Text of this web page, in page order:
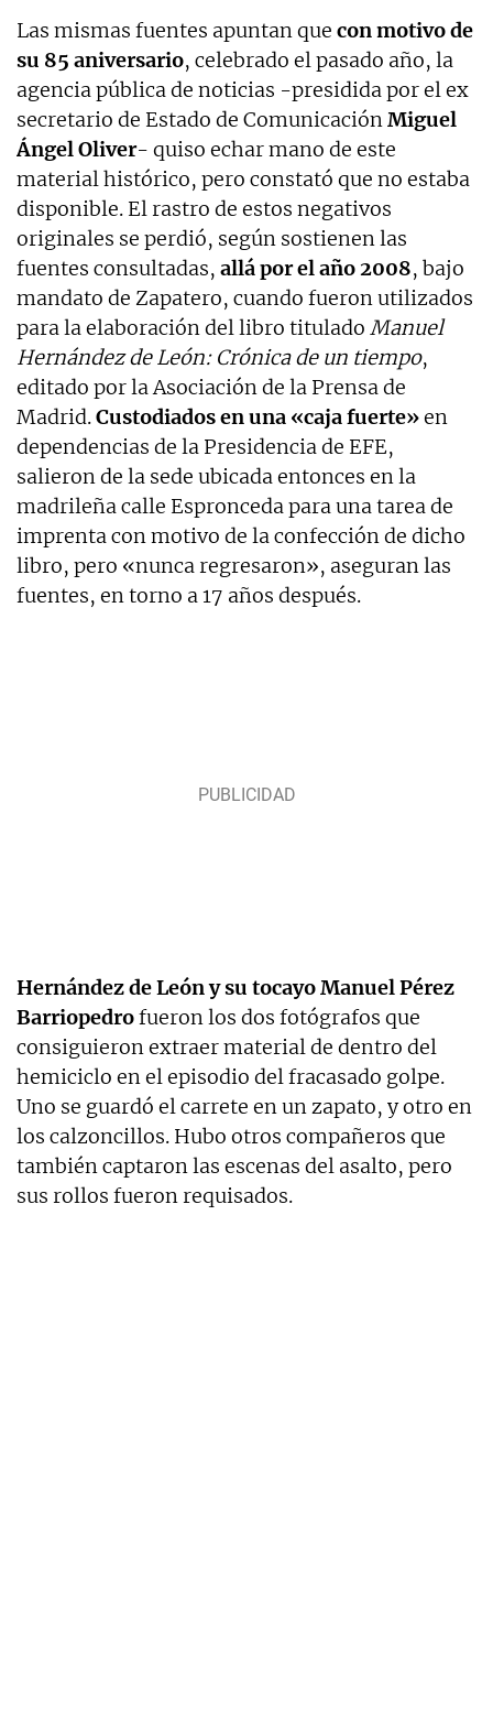
Las mismas fuentes apuntan que con motivo de
su 85 aniversario, celebrado el pasado año, la
agencia pública de noticias -presidida por el ex
secretario de Estado de ComunicaciónMiguel
Ángel Oliver- quiso echar mano de este
material histórico, pero constató que no estaba
disponible. El rastro de estos negativos
originales se perdió, según sostienen las
fuentes consultadas, allá por el año 2008, bajo
mandato de Zapatero, cuando fueron utilizados
para la elaboración del libro titulado Manuel
Hernández de León: Crónica de un tiempo,
editado por la Asociación de la Prensa de
Madrid.Custodiados en una «caja fuerte»en
dependencias de la Presidencia de EFE,
salieron de la sede ubicada entonces en la
madrileña calle Espronceda para una tarea de
imprenta con motivo de la confección de dicho
libro, pero «nunca regresaron», aseguran las
fuentes, en torno a 17 años después.
Hernández de León y su tocayo Manuel Pérez
Barriopedrofueron los dos fotógrafos que
consiguieron extraer material de dentro del
hemiciclo en el episodio del fracasado golpe.
Uno se guardó el carrete en un zapato, y otro en
los calzoncillos. Hubo otros compañeros que
también captaron las escenas del asalto, pero
sus rollos fueron requisados.